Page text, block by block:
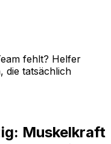
fehlt? Helfer
die tatsächlich
Muskelkraft